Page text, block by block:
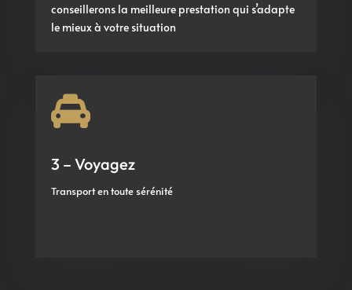
conseillerons la meilleure prestation qui s’adapte
le mieux à votre situation

3 – Voyagez
Transport en toute sérénité